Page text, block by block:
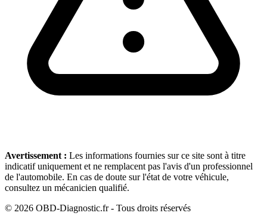
Avertissement : Les informations fournies sur ce site sont à titre
indicatif uniquement et ne remplacent pas l'avis d'un professionnel
de l'automobile. En cas de doute sur l'état de votre véhicule,
consultez un mécanicien qualifié.
© 2026 OBD-Diagnostic.fr - Tous droits réservés